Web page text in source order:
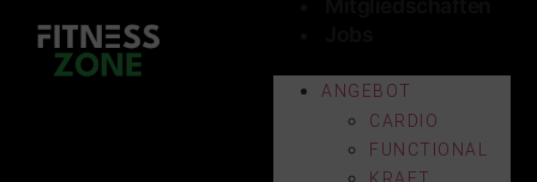
ANGEBOT
CARDIO
FUNCTIONAL
KRAFT